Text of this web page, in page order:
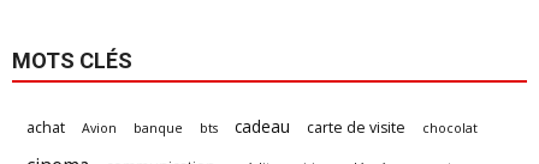
MOTS CLÉS
achat Avion banque bts cadeau carte de visite chocolat